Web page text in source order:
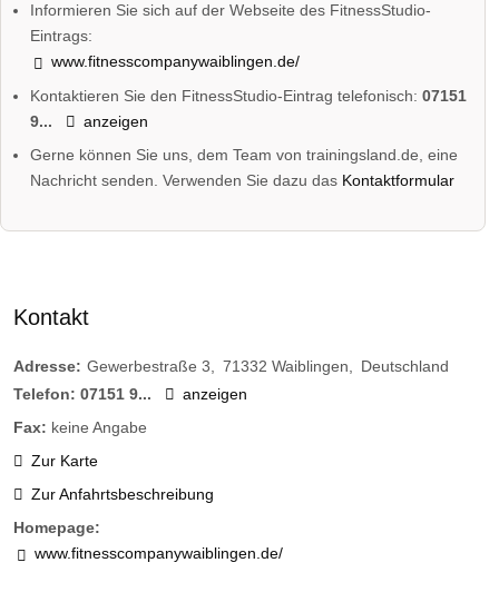
Informieren Sie sich auf der Webseite des FitnessStudio-
Eintrags:
www.fitnesscompanywaiblingen.de/
Kontaktieren Sie den FitnessStudio-Eintrag telefonisch:07151
9...
anzeigen
Gerne können Sie uns, dem Team von trainingsland.de, eine
Nachricht senden. Verwenden Sie dazu das Kontaktformular
Kontakt
Adresse: Gewerbestraße 3 71332 Waiblingen
Deutschland
Telefon: 07151 9...
anzeigen
Fax: keine Angabe
Zur Karte
Zur Anfahrtsbeschreibung
Homepage:
www.fitnesscompanywaiblingen.de/